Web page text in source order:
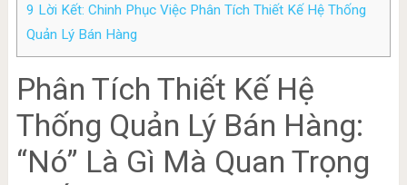
9 Lời Kết: Chinh Phục Việc Phân Tích Thiết Kế Hệ Thống
Quản Lý Bán Hàng
Phân Tích Thiết Kế Hệ
Thống Quản Lý Bán Hàng:
“Nó” Là Gì Mà Quan Trọng